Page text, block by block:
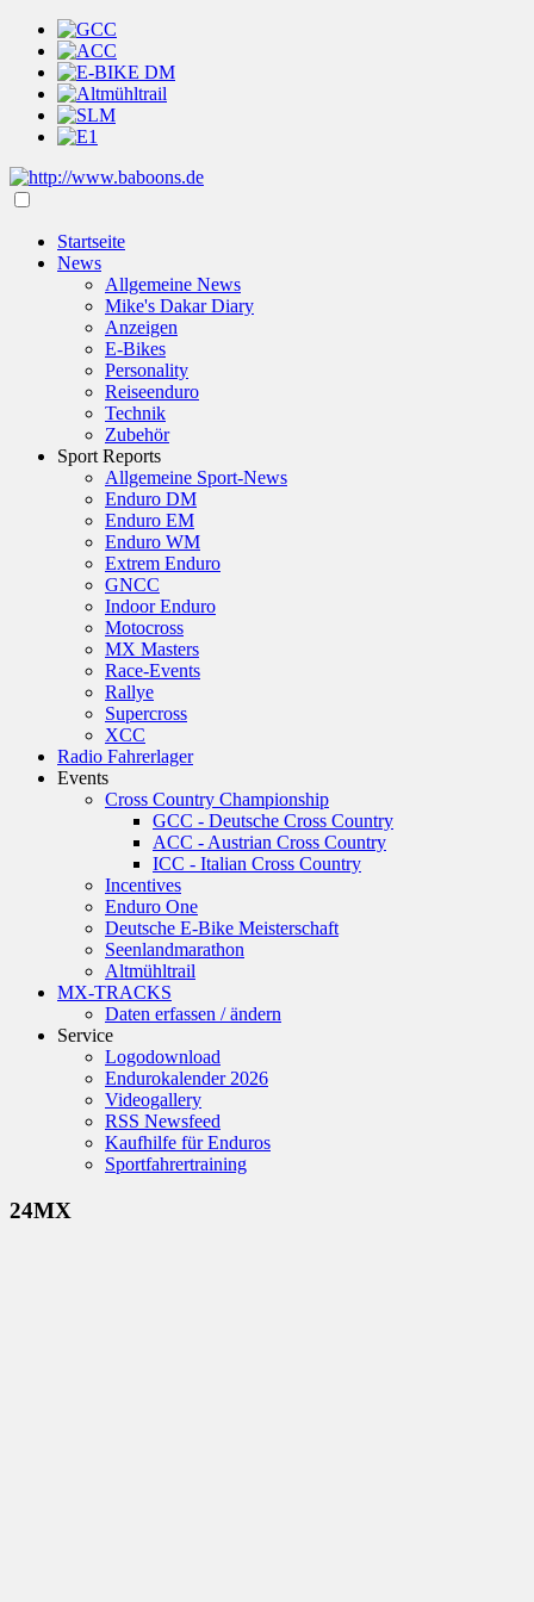
Startseite
News
Allgemeine News
Mike's Dakar Diary
Anzeigen
E-Bikes
Personality
Reiseenduro
Technik
Zubehör
Sport Reports
Allgemeine Sport-News
Enduro DM
Enduro EM
Enduro WM
Extrem Enduro
GNCC
Indoor Enduro
Motocross
MX Masters
Race-Events
Rallye
Supercross
XCC
Radio Fahrerlager
Events
Cross Country Championship
GCC - Deutsche Cross Country
ACC - Austrian Cross Country
ICC - Italian Cross Country
Incentives
Enduro One
Deutsche E-Bike Meisterschaft
Seenlandmarathon
Altmühltrail
MX-TRACKS
Daten erfassen / ändern
Service
Logodownload
Endurokalender 2026
Videogallery
RSS Newsfeed
Kaufhilfe für Enduros
Sportfahrertraining
24MX